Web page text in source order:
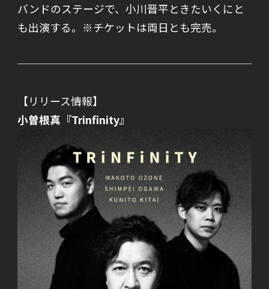
バンドのステージで、小川晋平ときたいくにと
も出演する。※チケットは両日とも完売。
【リリース情報】
小曽根真 『Trinfinity』